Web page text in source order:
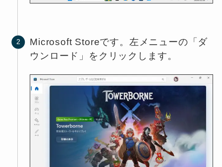
Microsoft Storeです。左メニューの「ダ
ウンロード」をクリックします。